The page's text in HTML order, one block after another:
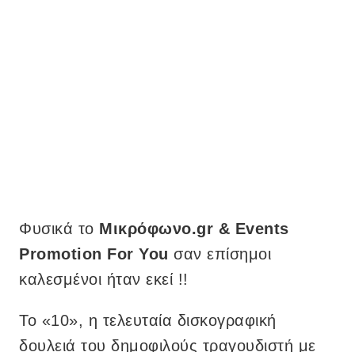
Φυσικά το Μικρόφωνο.gr & Events
Promotion For You σαν επίσημοι
καλεσμένοι ήταν εκεί !!
To «10», η τελευταία δισκογραφική
δουλειά του δημοφιλούς τραγουδιστή με